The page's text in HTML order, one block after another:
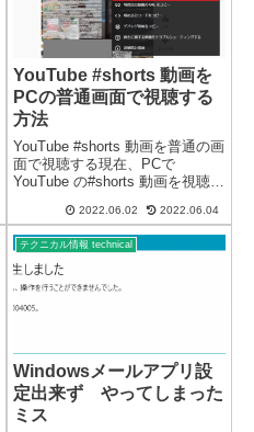
YouTube #shorts 動画を
PCの普通画面で視聴する
方法
YouTube #shorts 動画を普通の画
面で視聴する現在、PCで
YouTube の#shorts 動画を視聴す
になっていて、右端に表示さ
れ、とても違和感があります。
また、スクロールすると他の動
画が自動再生...
2022.06.02 2022.06.04
テクニカル情報 technical
Windowsメールアプリ設
定出来ず やってしまった
ミス